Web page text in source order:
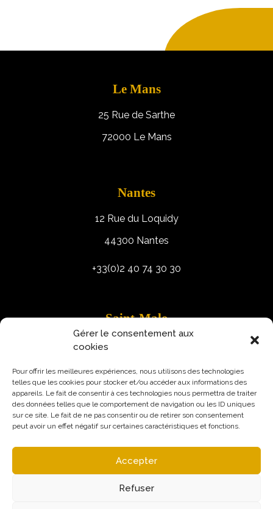
Gérer le consentement aux
cookies
Pour offrir les meilleures expériences, nous utilisons des technologies
telles que les cookies pour stocker et/ou accéder aux informations des
appareils. Le fait de consentir à ces technologies nous permettra de traiter
des données telles que le comportement de navigation ou les ID uniques
sur ce site. Le fait de ne pas consentir ou de retirer son consentement
peut avoir un effet négatif sur certaines caractéristiques et fonctions.
Accepter
Refuser
Le Mans
25 Rue de Sarthe
72000 Le Mans
Nantes
12 Rue du Loquidy
44300 Nantes
+33(0)2 40 74 30 30
Saint-Malo
9 Rue Robert Schuman
35400 Saint-Malo